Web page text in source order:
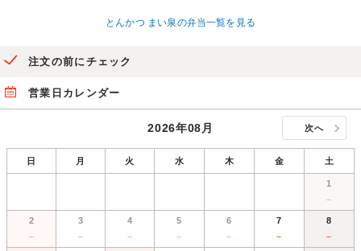
とんかつ まい泉の弁当一覧を見る
注文の前にチェック
営業日カレンダー
2026年08月 次へ
日 月 火 水 木 金 土
1
－
2
－
3
－
4
－
5
－
6
－
7
－
8
－